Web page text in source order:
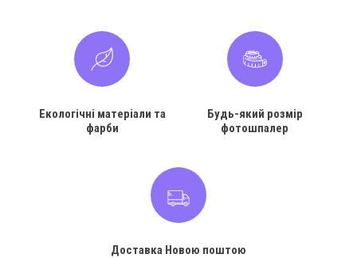
Екологічні матеріали та
фарби
Будь-який розмір
фотошпалер
Доставка Новою поштою